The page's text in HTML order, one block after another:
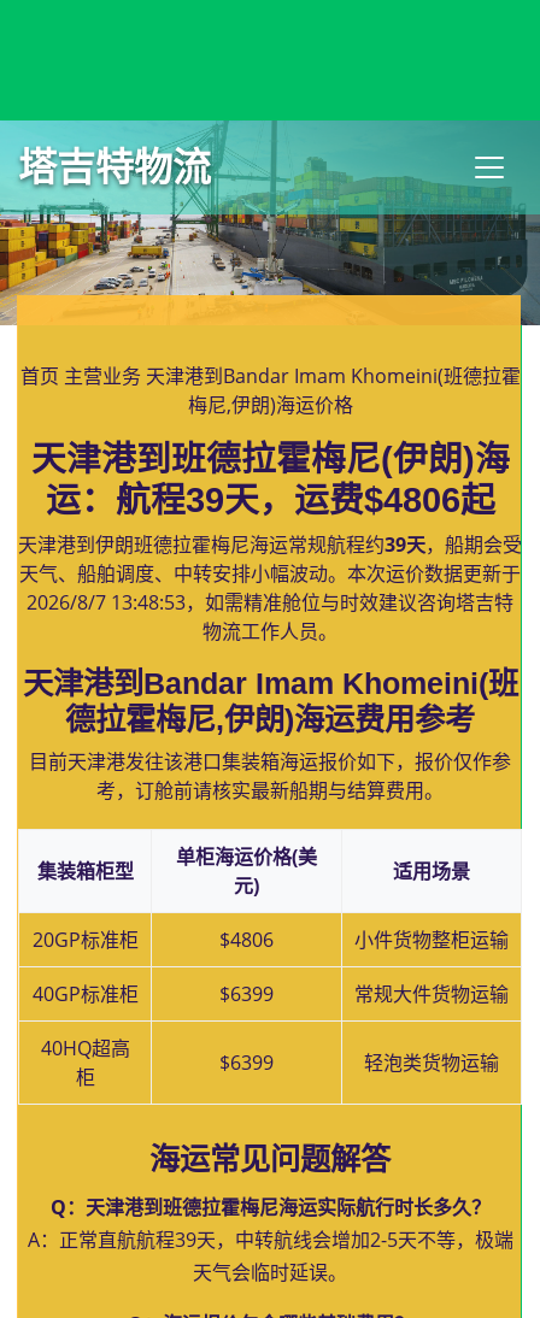
塔吉特物流
首页 主营业务 天津港到Bandar Imam Khomeini(班德拉霍
梅尼,伊朗)海运价格
天津港到班德拉霍梅尼(伊朗)海
运：航程39天，运费$4806起
天津港到伊朗班德拉霍梅尼海运常规航程约39天，船期会受
天气、船舶调度、中转安排小幅波动。本次运价数据更新于
2026/8/7 13:48:53，如需精准舱位与时效建议咨询塔吉特
物流工作人员。
天津港到Bandar Imam Khomeini(班
德拉霍梅尼,伊朗)海运费用参考
目前天津港发往该港口集装箱海运报价如下，报价仅作参
考，订舱前请核实最新船期与结算费用。
集装箱柜型
单柜海运价格(美
元)
适用场景
20GP标准柜 $4806 小件货物整柜运输
40GP标准柜 $6399 常规大件货物运输
40HQ超高
柜
$6399 轻泡类货物运输
海运常见问题解答
Q：天津港到班德拉霍梅尼海运实际航行时长多久？
A：正常直航航程39天，中转航线会增加2-5天不等，极端
天气会临时延误。